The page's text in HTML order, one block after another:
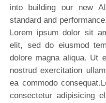
into building our new
standard and
Lorem ipsum dolor sit
elit, sed do eiusmod
dolore magna aliqua. Ut
nostrud exercitation
ea commodo
consectetur adipisicing